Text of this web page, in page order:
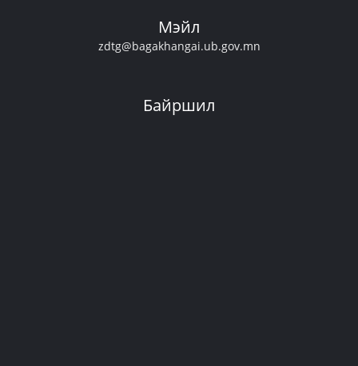
Мэйл
zdtg@bagakhangai.ub.gov.mn
Байршил